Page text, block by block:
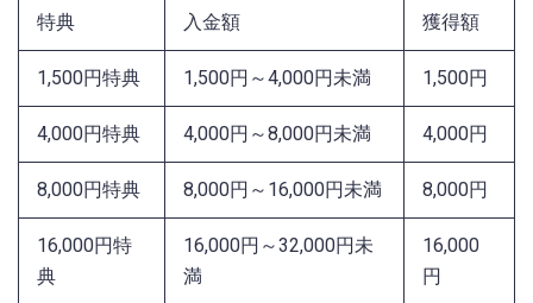
特典 入金額 獲得額
1,500円特典 1,500円～4,000円未満 1,500円
4,000円特典 4,000円～8,000円未満 4,000円
8,000円特典 8,000円～16,000円未満 8,000円
16,000円特
典
16,000円～32,000円未
満
16,000
円